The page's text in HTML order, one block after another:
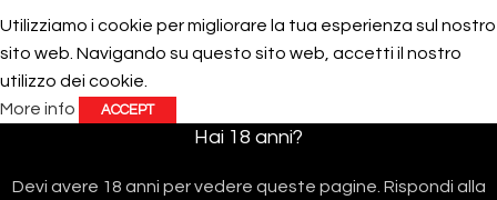
Utilizziamo i cookie per migliorare la tua esperienza sul nostro
sito web. Navigando su questo sito web, accetti il ​​nostro
utilizzo dei cookie.
More info
ACCEPT
Hai 18 anni?
Devi avere 18 anni per vedere queste pagine. Rispondi alla